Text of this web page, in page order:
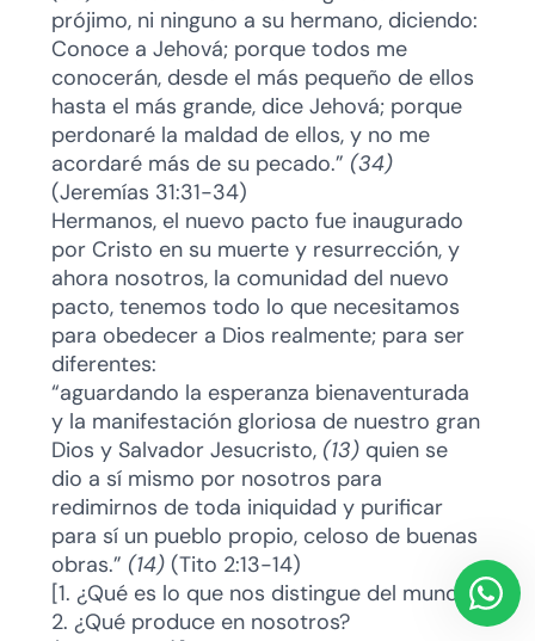
prójimo, ni ninguno a su hermano, diciendo:
Conoce a Jehová; porque todos me
conocerán, desde el más pequeño de ellos
hasta el más grande, dice Jehová; porque
perdonaré la maldad de ellos, y no me
acordaré más de su pecado.” (34)
(Jeremías 31:31-34)
Hermanos, el nuevo pacto fue inaugurado
por Cristo en su muerte y resurrección, y
ahora nosotros, la comunidad del nuevo
pacto, tenemos todo lo que necesitamos
para obedecer a Dios realmente; para ser
diferentes:
“aguardando la esperanza bienaventurada
y la manifestación gloriosa de nuestro gran
Dios y Salvador Jesucristo, (13)quien se
dio a sí mismo por nosotros para
redimirnos de toda iniquidad y purificar
para sí un pueblo propio, celoso de buenas
obras.” (14)(Tito 2:13-14)
[1. ¿Qué es lo que nos distingue del mundo?
2. ¿Qué produce en nosotros?